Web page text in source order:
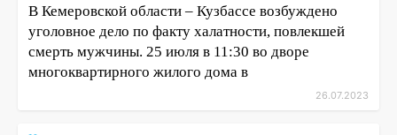
В Кемеровской области – Кузбассе возбуждено
уголовное дело по факту халатности, повлекшей
смерть мужчины. 25 июля в 11:30 во дворе
многоквартирного жилого дома в
26.07.2023